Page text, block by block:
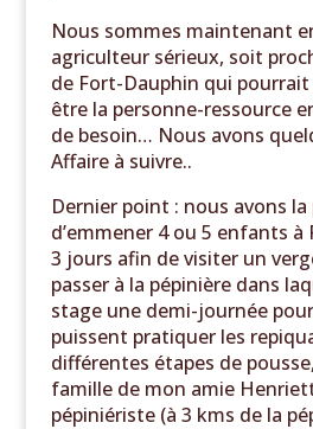
Nous sommes maintenant
agriculteur sérieux, soit
de Fort-Dauphin qui
être la personne-ressource
de besoin… Nous avons
Affaire à suivre..
Dernier point : nous avons
d’emmener 4 ou 5 enfants
3 jours afin de visiter un
passer à la pépinière dans
stage une demi-journée
puissent pratiquer les
différentes étapes de
famille de mon amie
pépiniériste (à 3 kms de la